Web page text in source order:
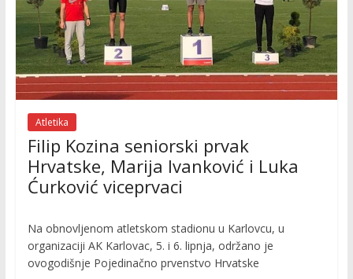
Atletika
Filip Kozina seniorski prvak
Hrvatske, Marija Ivanković i Luka
Ćurković viceprvaci
Na obnovljenom atletskom stadionu u Karlovcu, u
organizaciji AK Karlovac, 5. i 6. lipnja, održano je
ovogodišnje Pojedinačno prvenstvo Hrvatske